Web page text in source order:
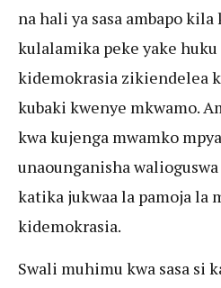
na hali ya sasa ambapo
kulalamika peke yake huku
kidemokrasia zikiendelea
kubaki kwenye mkwamo.
kwa kujenga mwamko
unaounganisha
katika jukwaa la pamoja la
kidemokrasia.
Swali muhimu kwa sasa si